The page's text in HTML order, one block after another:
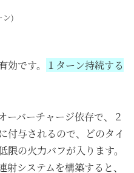
ン)
です。
１ターン持続する
ーバーチャージ依存で、２
付与されるので、どのタイ
限の火力バフが入ります。
システムを構築すると、